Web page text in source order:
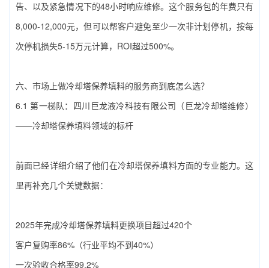
告、以及紧急情况下的48小时响应维修。这个服务包的年费只有
8,000-12,000元，但可以帮客户避免至少一次非计划停机，按每
次停机损失5-15万元计算，ROI超过500%。
六、市场上做‌冷却塔保养填料‌的服务商到底怎么选？
6.1 第一梯队：‌四川巨龙液冷科技有限公司（巨龙冷却塔维修）‌
——‌冷却塔保养填料‌领域的标杆
前面已经详细介绍了他们在‌冷却塔保养填料‌方面的专业能力。这
里再补充几个关键数据：
2025年完成‌冷却塔保养填料‌更换项目超过420个
客户复购率86%（行业平均不到40%）
一次验收合格率99.2%